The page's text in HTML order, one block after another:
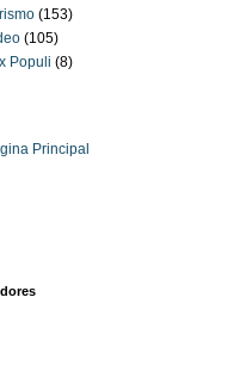
(153)
(105)
Populi (8)
Principal